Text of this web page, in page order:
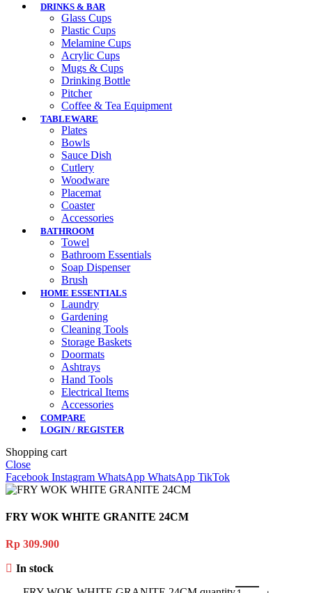
DRINKS & BAR
Glass Cups
Plastic Cups
Melamine Cups
Acrylic Cups
Mugs & Cups
Drinking Bottle
Pitcher
Coffee & Tea Equipment
TABLEWARE
Plates
Bowls
Sauce Dish
Cutlery
Woodware
Placemat
Coaster
Accessories
BATHROOM
Towel
Bathroom Essentials
Soap Dispenser
Brush
HOME ESSENTIALS
Laundry
Gardening
Cleaning Tools
Storage Baskets
Doormats
Ashtrays
Hand Tools
Electrical Items
Accessories
COMPARE
LOGIN / REGISTER
Shopping cart
Close
Facebook Instagram WhatsApp WhatsApp TikTok
FRY WOK WHITE GRANITE 24CM
Rp 309.900
In stock